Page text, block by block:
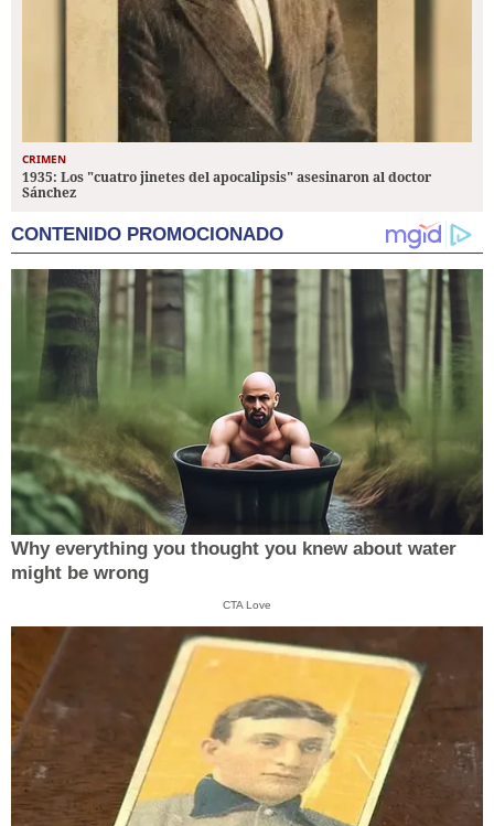
CRIMEN
1935: Los "cuatro jinetes del apocalipsis" asesinaron al doctor
Sánchez
CONTENIDO PROMOCIONADO
Why everything you thought you knew about water
might be wrong
CTA Love